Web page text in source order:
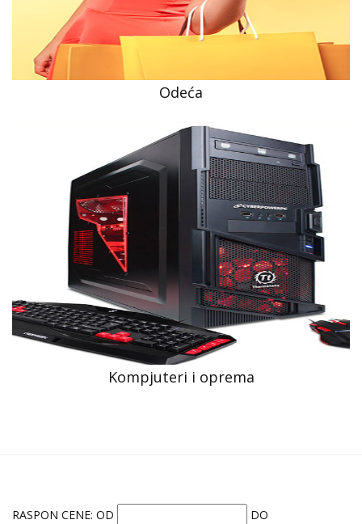
Odeća
Kompjuteri i oprema
RASPON CENE: OD DO